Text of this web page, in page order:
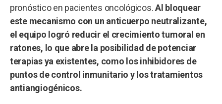
pronóstico en pacientes oncológicos.Al bloquear
este mecanismo con un anticuerpo neutralizante,
el equipo logró reducir el crecimiento tumoral en
ratones, lo que abre la posibilidad de potenciar
terapias ya existentes, como los inhibidores de
puntos de control inmunitario y los tratamientos
antiangiogénicos.